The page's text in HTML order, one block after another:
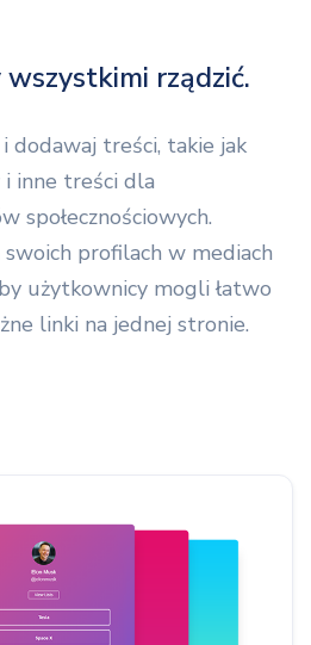
wszystkimi rządzić.
dodawaj treści, takie jak
inne treści dla
społecznościowych.
profilach w mediach
użytkownicy mogli łatwo
linki na jednej stronie.